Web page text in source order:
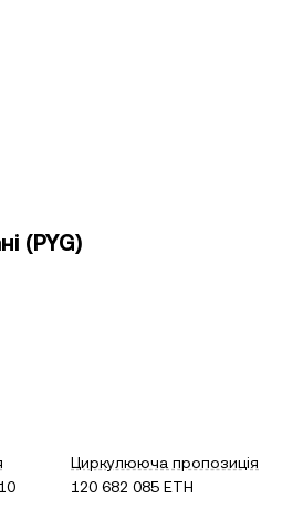
(PYG)
Циркулююча пропозиція
120 682 085 ETH